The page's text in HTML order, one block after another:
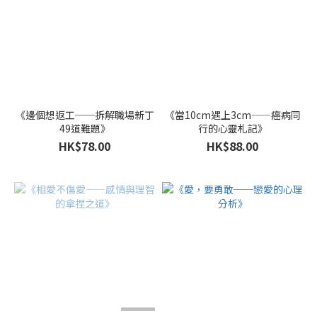
《邊個想返工──拆解職場新丁
49道難題》
HK$78.00
《當10cm遇上3cm——癌病同
行的心靈札記》
HK$88.00